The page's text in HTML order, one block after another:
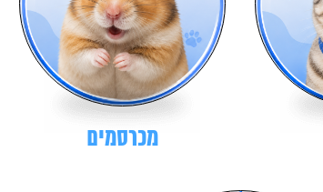
מכרסמים